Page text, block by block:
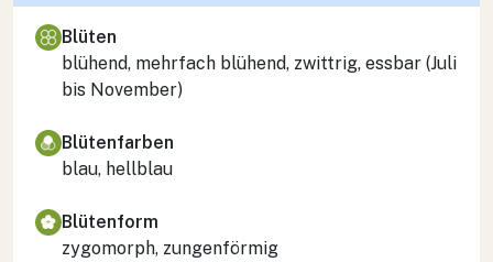
Blüten
blühend, mehrfach blühend, zwittrig, essbar (Juli
bis November)
Blütenfarben
blau, hellblau
Blütenform
zygomorph, zungenförmig